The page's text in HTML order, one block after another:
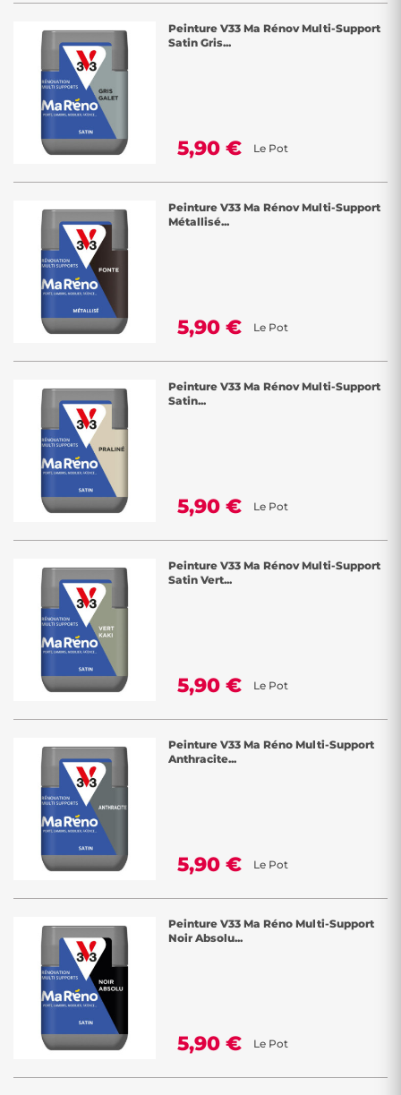
Peinture V33 Ma Rénov Multi-Support
Satin Gris...
5,90 € Le Pot
Peinture V33 Ma Rénov Multi-Support
Métallisé...
5,90 € Le Pot
Peinture V33 Ma Rénov Multi-Support
Satin...
5,90 € Le Pot
Peinture V33 Ma Rénov Multi-Support
Satin Vert...
5,90 € Le Pot
Peinture V33 Ma Réno Multi-Support
Anthracite...
5,90 € Le Pot
Peinture V33 Ma Réno Multi-Support
Noir Absolu...
5,90 € Le Pot